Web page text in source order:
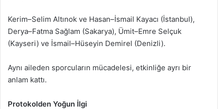
Kerim–Selim Altınok ve Hasan–İsmail Kayacı (İstanbul),
Derya–Fatma Sağlam (Sakarya), Ümit–Emre Selçuk
(Kayseri) ve İsmail–Hüseyin Demirel (Denizli).
Aynı aileden sporcuların mücadelesi, etkinliğe ayrı bir
anlam kattı.
Protokolden Yoğun İlgi